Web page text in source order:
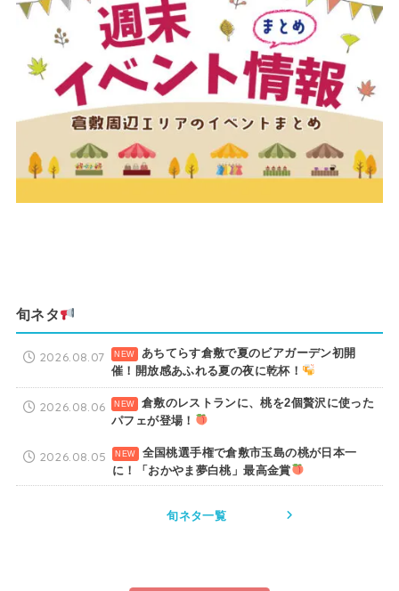
旬ネタ
あちてらす倉敷で夏のビアガーデン初開
催！開放感あふれる夏の夜に乾杯！
2026.08.07
倉敷のレストランに、桃を2個贅沢に使った
パフェが登場！
2026.08.06
全国桃選手権で倉敷市玉島の桃が日本一
に！「おかやま夢白桃」最高金賞
2026.08.05
旬ネタ一覧